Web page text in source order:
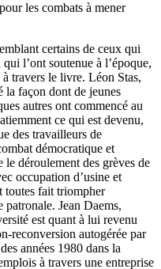
les combats à mener
certains de ceux qui
l’ont soutenue à l’époque,
travers le livre. Léon Stas,
façon dont de jeunes
autres ont commencé au
ce qui est devenu,
des travailleurs de
démocratique et
le déroulement des grèves de
occupation d’usine et
toutes fait triompher
patronale. Jean Daems,
est quant à lui revenu
reconversion autogérée par
années 1980 dans la
à travers une entreprise